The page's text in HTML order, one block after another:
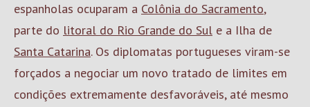
espanholas ocuparam a Colônia do Sacramento,
parte do litoral do Rio Grande do Sul e a Ilha de
Santa Catarina. Os diplomatas portugueses viram-se
forçados a negociar um novo tratado de limites em
condições extremamente desfavoráveis, até mesmo